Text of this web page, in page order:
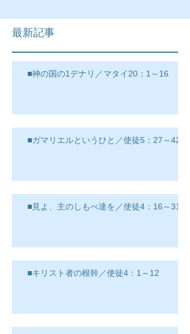
最新記事
■神の国の1デナリ／マタイ20：1～16
■ガマリエルというひと／使徒5：27～42
■見よ、主のしもべ達を／使徒4：16～31
■キリスト者の根幹／使徒4：1～12